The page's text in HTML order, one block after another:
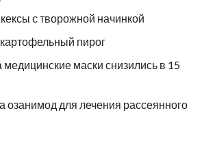
с творожной начинкой
пирог
маски снизились в 15
озанимод для лечения рассеянного